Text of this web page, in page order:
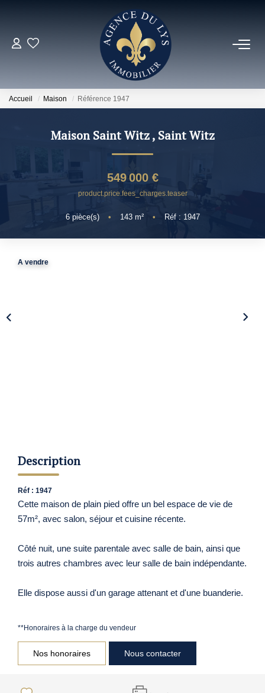
ACHETER
Louer
NOS NOUVEAUTÉS
ESTIMER
NOS AGENCES
Accueil Maison Référence 1947
Maison Saint Witz, Saint Witz
549 000 €
product.price.fees_charges.teaser
6pièce(s) • 143m² • Réf : 1947
A vendre
Description
Réf : 1947
Cette maison de plain pied offre un bel espace de vie de
57m², avec salon, séjour et cuisine récente.
Côté nuit, une suite parentale avec salle de bain, ainsi que
trois autres chambres avec leur salle de bain indépendante.
Elle dispose aussi d'un garage attenant et d'une buanderie.
**Honoraires à la charge du vendeur
Nos honoraires Nous contacter